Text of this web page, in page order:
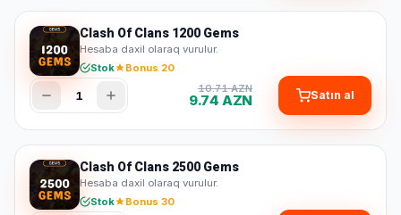
Clash Of Clans 1200 Gems
Hesaba daxil olaraq vurulur.
Stok
Bonus 20
1 10.71 AZN
9.74 AZN Satın al
Clash Of Clans 2500 Gems
Hesaba daxil olaraq vurulur.
Stok
Bonus 30